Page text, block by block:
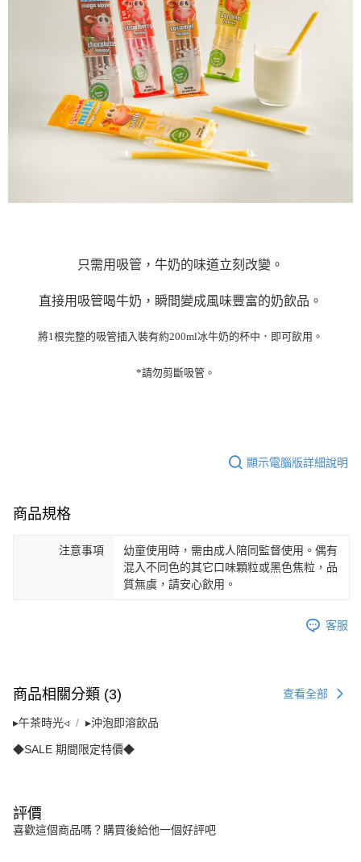
【注意事項】
１．透過由恩沛科技股份有限公司提供之「AFTEE先享後付」服務完成之交
易，需依本服務之必要範圍內提供個人資料，並將交易相關給付款項請求債
權轉讓予恩沛科技股份有限公司。
２．關於個人資料處理事宜，請瀏覽以下網址：
https://aftee.tw/terms/#terms3
３．未成年的使用者請事先徵得法定代理人或監護人之同意方可使用
「AFTEE先享後付」，若未經同意申辦者引起之損失，本公司不負相關責
４．使用「AFTEE先享後付」時，將依據個別帳號之用戶狀況，依本公司即
時審查核予不同之上限額度；若仍有額度不足之情形，本公司將視審查結果
只需用吸管，牛奶的味道立刻改變。
直接用吸管喝牛奶，瞬間變成風味豐富的奶飲品 。
將1根完整的吸管插入裝有約200ml冰牛奶的杯中． 即可飲用。
*請勿剪斷吸管 。
顯示電腦版詳細說明
商品規格
注意事項
幼童使用時，需由成人陪同監督使用。偶有
混入不同色的其它口味顆粒或黑色焦粒，品
質無虞，請安心飲用。
客服
商品相關分類 (3) 查看全部
▸午茶時光◃ ▸沖泡即溶飲品
◆SALE 期間限定特價◆
評價
喜歡這個商品嗎？購買後給他一個好評吧